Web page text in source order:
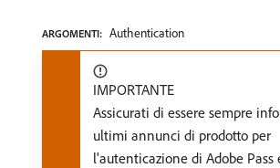
ARGOMENTI: Authentication
IMPORTANTE
Assicurati di essere sempre
ultimi annunci di prodotto per
l'autenticazione di Adobe Pass